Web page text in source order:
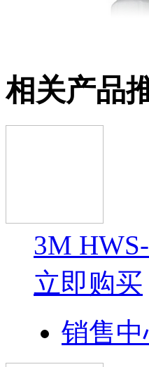
相关产品
3M
立即购买
销售